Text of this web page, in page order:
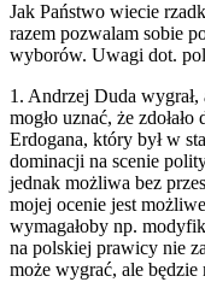
Jak Państwo wiecie
razem pozwalam sobie
wyborów. Uwagi dot.
1. Andrzej Duda wygrał,
mogło uznać, że
Erdogana, który był w
dominacji na scenie
jednak możliwa bez
mojej ocenie jest
wymagałoby np.
na polskiej prawicy nie
może wygrać, ale